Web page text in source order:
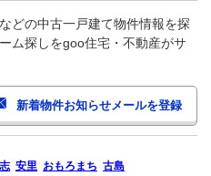
どの中古一戸建て物件情報を探
ム探しをgoo住宅・不動産がサ
安里 おもろまち 古島